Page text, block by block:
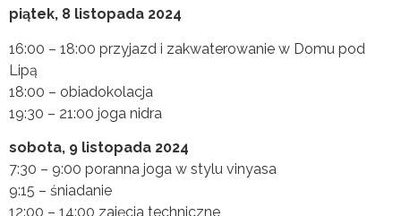
piątek, 8 listopada 2024
16:00 – 18:00 przyjazd i zakwaterowanie w Domu pod
Lipą
18:00 – obiadokolacja
19:30 – 21:00 joga nidra
sobota, 9 listopada 2024
7:30 – 9:00 poranna joga w stylu vinyasa
9:15 – śniadanie
12:00 – 14:00 zajęcia techniczne